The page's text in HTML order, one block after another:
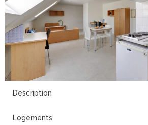
Description
Logements